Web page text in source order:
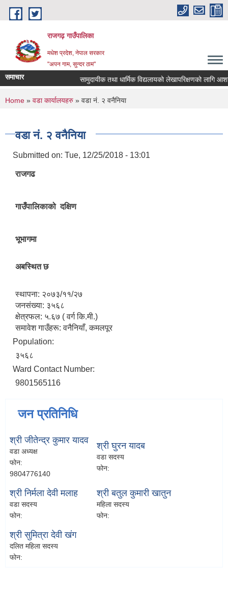
Skip to main content
राजगढ़ गाउँपालिका
मधेश प्रदेश, नेपाल सरकार
"अपन गाम, सुन्दर ठाम"
समाचार सामुदायीक तथा धार्मिक विद्यलायको लेखापरिक्षणको लागि
You are here
Home » वडा कार्यालयहरु » वडा नं. २ वनैनिया
वडा नं. २ वनैनिया
Submitted on: Tue, 12/25/2018 - 13:01
राजगढ
गाउँपालिकाको दक्षिण
भूभागमा
अबस्थित छ
स्थापना: २०७३/११/२७
जनसंख्या: ३५६८
क्षेत्रफल: ५.६७ ( वर्ग कि.मी.)
समावेश गाउँहरू: वनैनियाँ, कमलपूर
Population:
३५६८
Ward Contact Number:
9801565116
जन प्रतिनिधि
श्री जीतेन्द्र कुमार यादव
वडा अध्यक्ष
फोन:
9804776140
श्री घुरन यादब
वडा सदस्य
फोन:
श्री निर्मला देवी मलाह
वडा सदस्य
फोन:
श्री बतुल कुमारी खातुन
महिला सदस्य
फोन:
श्री सुमित्रा देवी खंग
दलित महिला सदस्य
फोन: